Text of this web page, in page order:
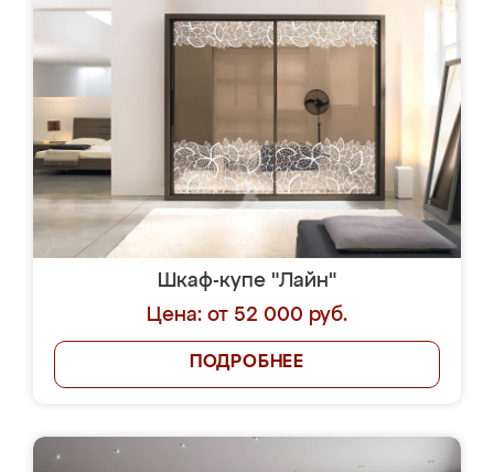
Шкаф-купе "Лайн"
Цена: от 52 000 руб.
ПОДРОБНЕЕ